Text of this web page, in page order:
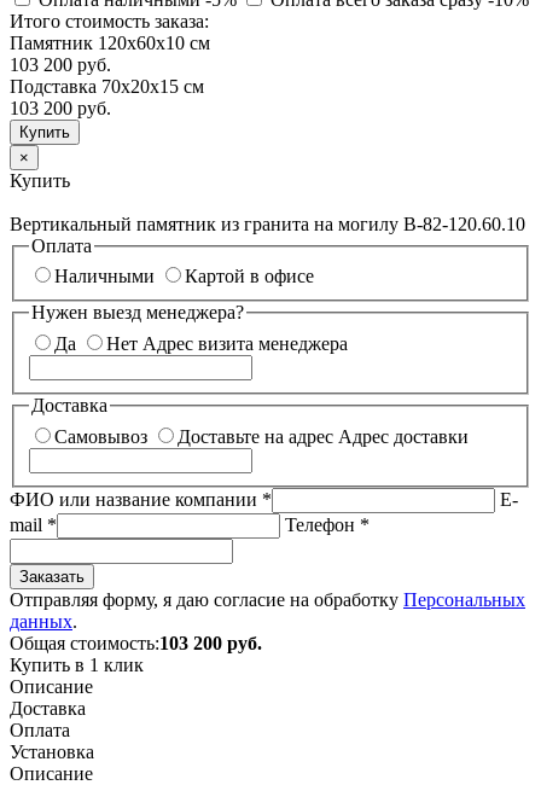
Итого стоимость заказа:
Памятник 120х60х10 см
103 200 руб.
Подставка 70х20х15 см
103 200 руб.
×
Купить
Вертикальный памятник из гранита на могилу В-82-120.60.10
Оплата
Наличными
Картой в офисе
Нужен выезд менеджера?
Да
Нет Адрес визита менеджера
Доставка
Самовывоз
Доставьте на адрес Адрес доставки
ФИО или название компании *
E-
mail * Телефон *
Заказать
Отправляя форму, я даю согласие на обработку Персональных
данных.
Общая стоимость:103 200 руб.
Купить в 1 клик
Описание
Доставка
Оплата
Установка
Описание